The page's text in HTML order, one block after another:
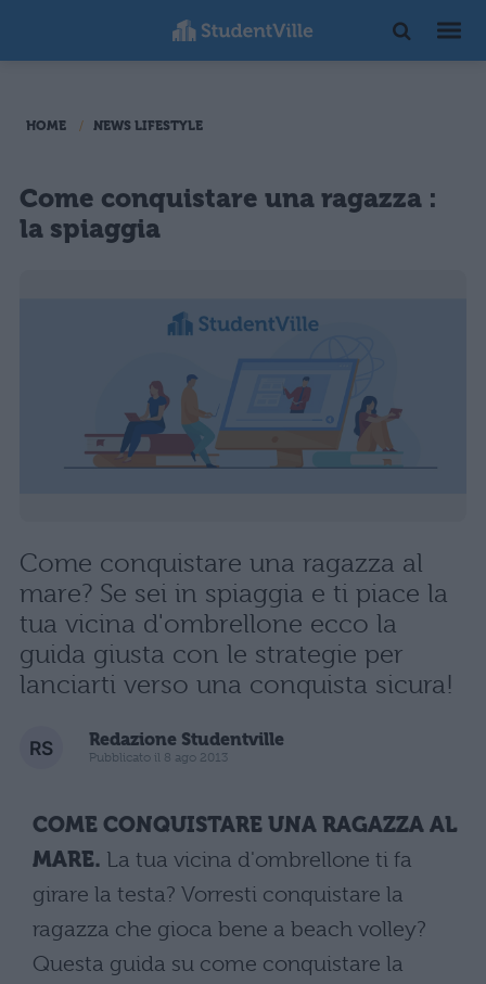
HOME NEWS LIFESTYLE
Come conquistare una ragazza :
la spiaggia
Come conquistare una ragazza al
mare? Se sei in spiaggia e ti piace la
tua vicina d'ombrellone ecco la
guida giusta con le strategie per
lanciarti verso una conquista sicura!
Redazione Studentville
Pubblicato il 8 ago 2013
COME CONQUISTARE UNA RAGAZZA AL
MARE. La tua vicina d'ombrellone ti fa
girare la testa? Vorresti conquistare la
ragazza che gioca bene a beach volley?
Questa guida su come conquistare la